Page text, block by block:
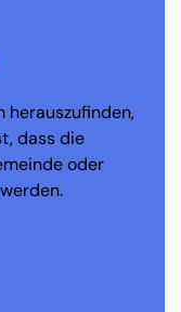
herauszufinden,
dass die
oder